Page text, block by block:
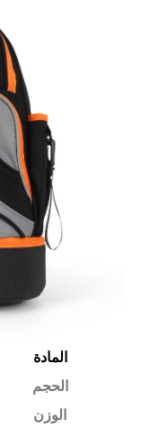
بوليستر
٣٥ سم × ٢٦ سم × ٤٦ سم
1.25كجم